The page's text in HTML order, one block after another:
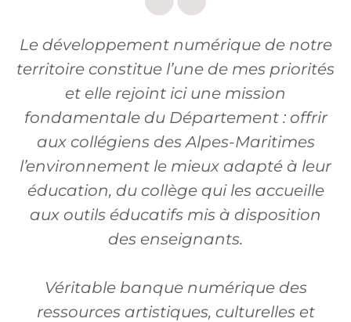
Le développement numérique de notre
territoire constitue l’une de mes priorités
et elle rejoint ici une mission
fondamentale du Département : offrir
aux collégiens des Alpes-Maritimes
l’environnement le mieux adapté à leur
éducation, du collège qui les accueille
aux outils éducatifs mis à disposition
des enseignants.
Véritable banque numérique des
ressources artistiques, culturelles et